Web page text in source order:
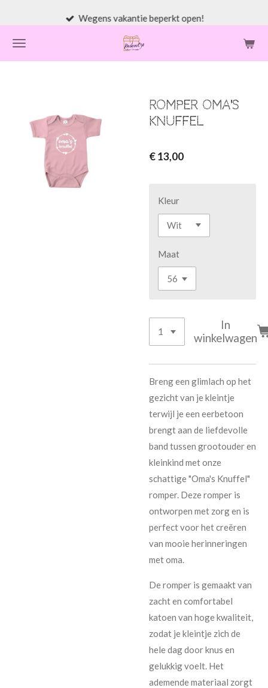
naar
de
Wegens vakantie beperkt open!
Romper oma's
knuffel
€ 13,00
Kleur
Maat
In
winkelwagen
Breng een glimlach op het
gezicht van je kleintje
terwijl je een eerbetoon
brengt aan de liefdevolle
band tussen grootouder en
kleinkind met onze
schattige "Oma's Knuffel"
romper. Deze romper is
ontworpen met zorg en is
perfect voor het creëren
van mooie herinneringen
met oma.
De romper is gemaakt van
zacht en comfortabel
katoen van hoge kwaliteit,
zodat je kleintje zich de
hele dag door knus en
gelukkig voelt. Het
ademende materiaal zorgt